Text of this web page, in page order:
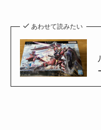
あわせて読みたい